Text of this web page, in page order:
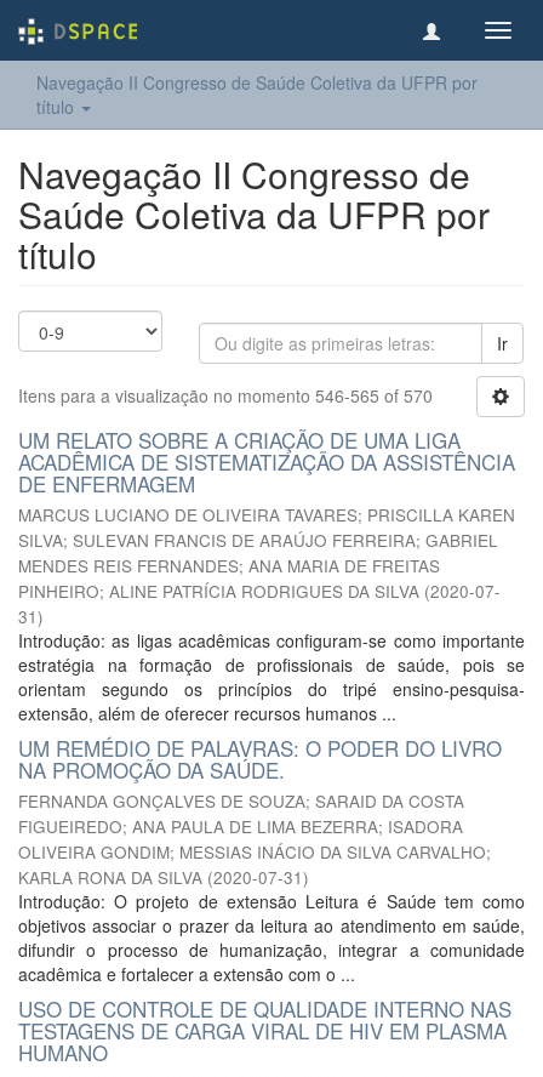
Navegação II Congresso de Saúde Coletiva da UFPR por
título
Navegação II Congresso de
Saúde Coletiva da UFPR por
título
Ir
Itens para a visualização no momento 546-565 of 570
UM RELATO SOBRE A CRIAÇÃO DE UMA LIGA
ACADÊMICA DE SISTEMATIZAÇÃO DA ASSISTÊNCIA
DE ENFERMAGEM
MARCUS LUCIANO DE OLIVEIRA TAVARES; PRISCILLA KAREN
SILVA; SULEVAN FRANCIS DE ARAÚJO FERREIRA; GABRIEL
MENDES REIS FERNANDES; ANA MARIA DE FREITAS
PINHEIRO; ALINE PATRÍCIA RODRIGUES DA SILVA (2020-07-
31)
Introdução: as ligas acadêmicas configuram-se como importante
estratégia na formação de profissionais de saúde, pois se
orientam segundo os princípios do tripé ensino-pesquisa-
extensão, além de oferecer recursos humanos ...
UM REMÉDIO DE PALAVRAS: O PODER DO LIVRO
NA PROMOÇÃO DA SAÚDE.
FERNANDA GONÇALVES DE SOUZA; SARAID DA COSTA
FIGUEIREDO; ANA PAULA DE LIMA BEZERRA; ISADORA
OLIVEIRA GONDIM; MESSIAS INÁCIO DA SILVA CARVALHO;
KARLA RONA DA SILVA (2020-07-31)
Introdução: O projeto de extensão Leitura é Saúde tem como
objetivos associar o prazer da leitura ao atendimento em saúde,
difundir o processo de humanização, integrar a comunidade
acadêmica e fortalecer a extensão com o ...
USO DE CONTROLE DE QUALIDADE INTERNO NAS
TESTAGENS DE CARGA VIRAL DE HIV EM PLASMA
HUMANO